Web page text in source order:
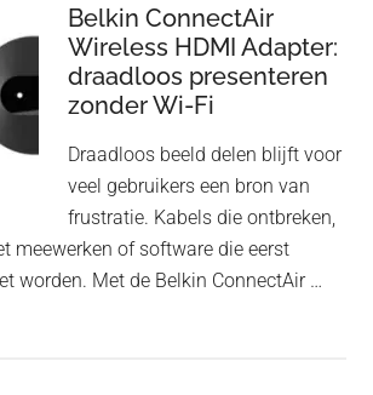
Speaker
in
een
twist
Belkin ConnectAir
Wireless HDMI Adapter:
draadloos presenteren
zonder Wi-Fi
Draadloos beeld delen blijft voor
veel gebruikers een bron van
frustratie. Kabels die ontbreken,
meewerken of software die eerst
worden. Met de Belkin ConnectAir …